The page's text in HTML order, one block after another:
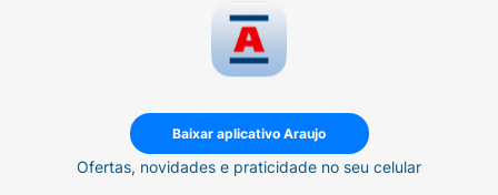
Baixar aplicativo Araujo
Ofertas, novidades e praticidade no seu celular